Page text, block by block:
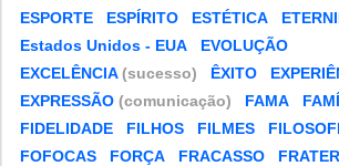
ESPORTE
ESPÍRITO ESTÉTICA
Estados Unidos - EUA
EVOLUÇÃO
EXCELÊNCIA(sucesso) ÊXITO
EXPRESSÃO (comunicação) FAMA
FIDELIDADE
FILHOS FILMES
FOFOCAS
FORÇA FRACASSO